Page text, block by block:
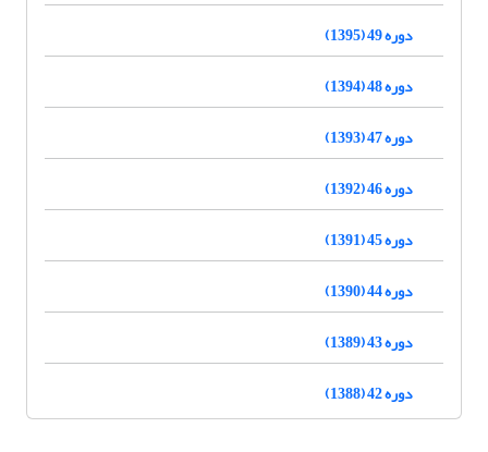
دوره 49 (1395)
دوره 48 (1394)
دوره 47 (1393)
دوره 46 (1392)
دوره 45 (1391)
دوره 44 (1390)
دوره 43 (1389)
دوره 42 (1388)